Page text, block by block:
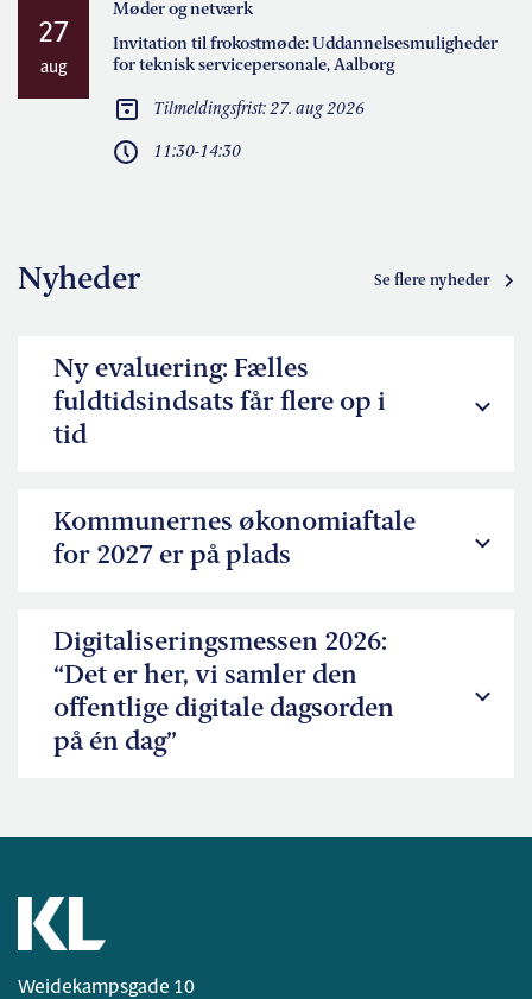
27
aug
Møder og netværk
Invitation til frokostmøde: Uddannelsesmuligheder
for teknisk servicepersonale, Aalborg
Tilmeldingsfrist: 27. aug 2026
11:30-14:30
Nyheder Se flere nyheder
Ny evaluering: Fælles
fuldtidsindsats får flere op i
tid
Kommunernes økonomiaftale
for 2027 er på plads
Digitaliseringsmessen 2026:
“Det er her, vi samler den
offentlige digitale dagsorden
på én dag”
Weidekampsgade 10